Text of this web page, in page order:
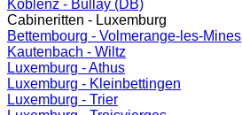
Koblenz - Bullay (DB)
Cabineritten - Luxemburg
Bettembourg - Volmerange-les-Mines
Kautenbach - Wiltz
Luxemburg - Athus
Luxemburg - Kleinbettingen
Luxemburg - Trier